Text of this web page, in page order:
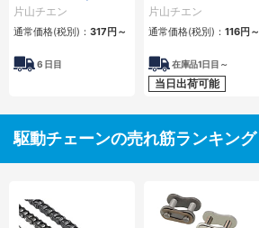
ーラチェーン） 4列
片山チエン
通常価格(税別)： 317円～
6 日目
1列
片山チエン
通常価格(税別)： 116円～
在庫品1日目～
当日出荷可能
駆動チェーンの売れ筋ランキング